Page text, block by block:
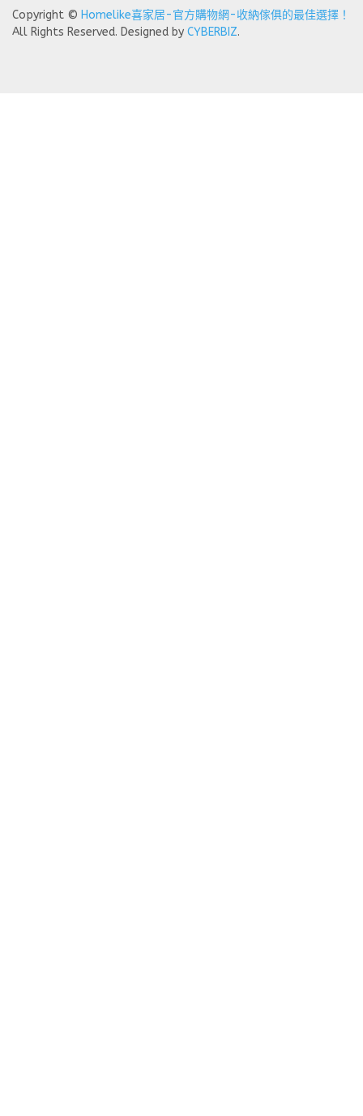
Copyright © Homelike喜家居-官方購物網-收納傢俱的最佳選擇！
All Rights Reserved. Designed by CYBERBIZ.